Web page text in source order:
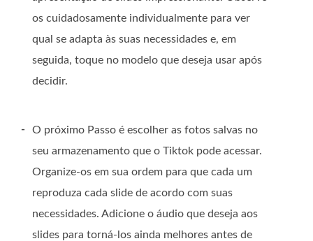
os cuidadosamente individualmente para ver
qual se adapta às suas necessidades e, em
seguida, toque no modelo que deseja usar após
decidir.
-
O próximo Passo é escolher as fotos salvas no
seu armazenamento que o Tiktok pode acessar.
Organize-os em sua ordem para que cada um
reproduza cada slide de acordo com suas
necessidades. Adicione o áudio que deseja aos
slides para torná-los ainda melhores antes de